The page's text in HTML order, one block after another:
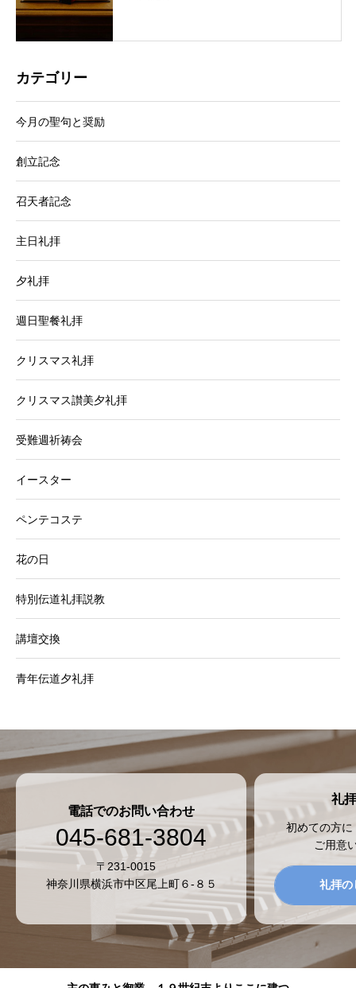
カテゴリー
今月の聖句と奨励
創立記念
召天者記念
主日礼拝
夕礼拝
週日聖餐礼拝
クリスマス礼拝
クリスマス讃美夕礼拝
受難週祈祷会
イースター
ペンテコステ
花の日
特別伝道礼拝説教
講壇交換
青年伝道夕礼拝
電話でのお問い合わせ
045-681-3804
〒231-0015
神奈川県横浜市中区尾上町６-８５
礼
初めての方
ご用意
礼拝の